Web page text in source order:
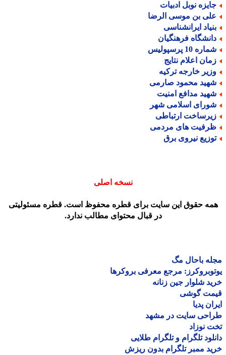
نوبل ادبیات
بن موسی الرضا
ایرانشناسی
فرهنگیان
10 پرسپولیس
اعلام نتایج
خارجه ترکیه
محمود صارمی
مدافع امنیت
اسلامی شهر
ارتباطی
های مردمی
نیروی برق
نسخه اصلی
حقوق این سایت برای قطره محفوظ است. قطره مسئولیتی
در قبال محتوای مطالب ندارد.
باحال مگ
مرجع معرفی بروکرها
شلوار جین زنانه
گوشی
پدیا
سایت در مشهد
نوزاد
تلگرام و تلگرام طلایی
ممبر تلگرام بدون ریزش